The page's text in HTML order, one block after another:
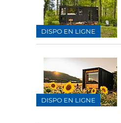
DISPO EN LIGNE
DISPO EN LIGNE